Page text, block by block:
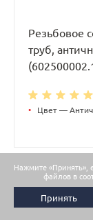
Нажмите «Принять»,
файлов в
Принять
Резьбовое
труб,
• Цвет —